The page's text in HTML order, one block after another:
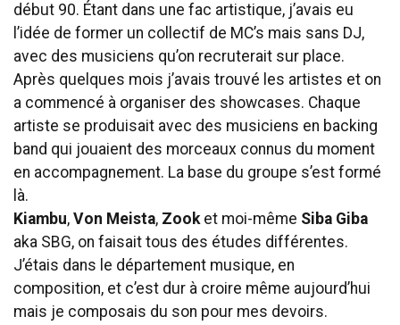
début 90. Étant dans une fac artistique, j’avais eu
l’idée de former un collectif de MC’s mais sans DJ,
avec des musiciens qu’on recruterait sur place.
Après quelques mois j’avais trouvé les artistes et on
a commencé à organiser des showcases. Chaque
artiste se produisait avec des musiciens en backing
band qui jouaient des morceaux connus du moment
en accompagnement. La base du groupe s’est formé
là.
Kiambu, Von Meista, Zooket moi-même Siba Giba
aka SBG, on faisait tous des études différentes.
J’étais dans le département musique, en
composition, et c’est dur à croire même aujourd’hui
mais je composais du son pour mes devoirs.